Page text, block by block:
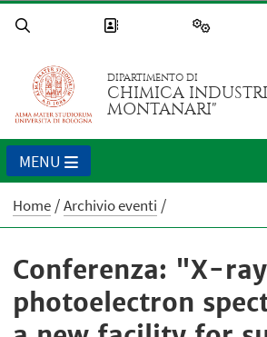
DIPARTIMENTO DI
CHIMICA
MONTANARI"
MENU
Home Archivio eventi
Conferenza: "X-ray
photoelectron